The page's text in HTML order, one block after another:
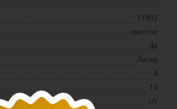
11902
светлое
Да
Лагер
4
10
с/т